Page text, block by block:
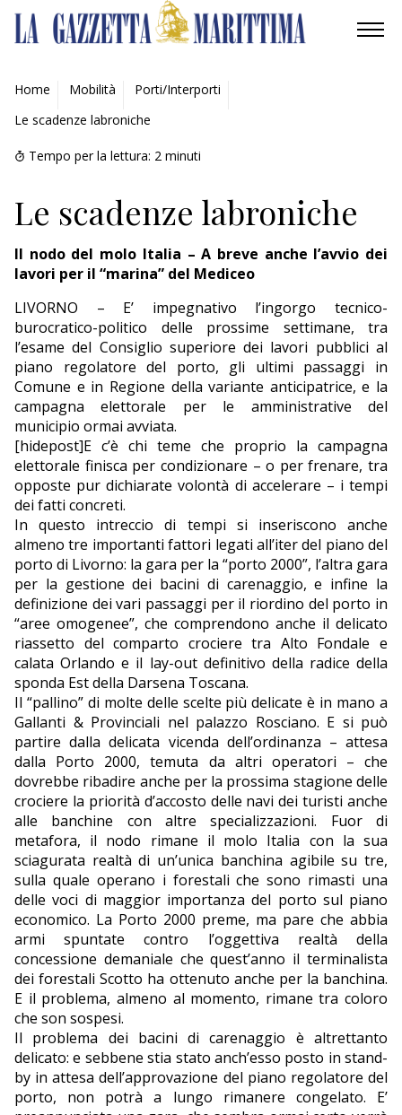
AMBIENTE
MOBILITÀ
INDUSTRIA
RICERCA
ECONOMIA
TURISMO
CULTURA
NAUTICA
EDITORIALI
Home Mobilità
Porti/Interporti
Le scadenze labroniche
Tempo per la lettura: 2 minuti
Le scadenze labroniche
Il nodo del molo Italia – A breve anche l’avvio dei
lavori per il “marina” del Mediceo
LIVORNO – E’ impegnativo l’ingorgo tecnico-
burocratico-politico delle prossime settimane, tra
l’esame del Consiglio superiore dei lavori pubblici al
piano regolatore del porto, gli ultimi passaggi in
Comune e in Regione della variante anticipatrice, e la
campagna elettorale per le amministrative del
municipio ormai avviata.
[hidepost]E c’è chi teme che proprio la campagna
elettorale finisca per condizionare – o per frenare, tra
opposte pur dichiarate volontà di accelerare – i tempi
dei fatti concreti.
In questo intreccio di tempi si inseriscono anche
almeno tre importanti fattori legati all’iter del piano del
porto di Livorno: la gara per la “porto 2000”, l’altra gara
per la gestione dei bacini di carenaggio, e infine la
definizione dei vari passaggi per il riordino del porto in
“aree omogenee”, che comprendono anche il delicato
riassetto del comparto crociere tra Alto Fondale e
calata Orlando e il lay-out definitivo della radice della
sponda Est della Darsena Toscana.
Il “pallino” di molte delle scelte più delicate è in mano a
Gallanti & Provinciali nel palazzo Rosciano. E si può
partire dalla delicata vicenda dell’ordinanza – attesa
dalla Porto 2000, temuta da altri operatori – che
dovrebbe ribadire anche per la prossima stagione delle
crociere la priorità d’accosto delle navi dei turisti anche
alle banchine con altre specializzazioni. Fuor di
metafora, il nodo rimane il molo Italia con la sua
sciagurata realtà di un’unica banchina agibile su tre,
sulla quale operano i forestali che sono rimasti una
delle voci di maggior importanza del porto sul piano
economico. La Porto 2000 preme, ma pare che abbia
armi spuntate contro l’oggettiva realtà della
concessione demaniale che quest’anno il terminalista
dei forestali Scotto ha ottenuto anche per la banchina.
E il problema, almeno al momento, rimane tra coloro
che son sospesi.
Il problema dei bacini di carenaggio è altrettanto
delicato: e sebbene stia stato anch’esso posto in stand-
by in attesa dell’approvazione del piano regolatore del
porto, non potrà a lungo rimanere congelato. E’